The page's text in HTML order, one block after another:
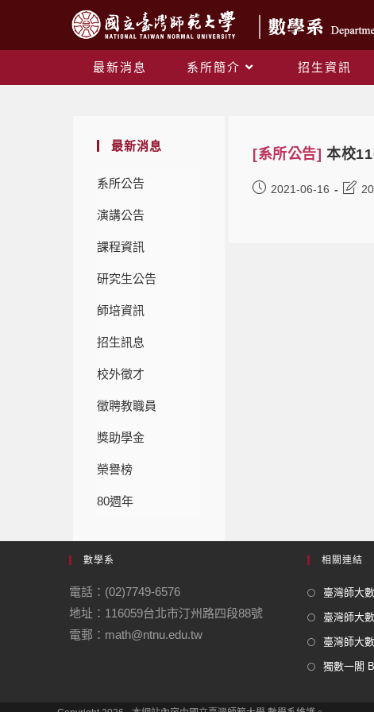
最新消息 系所簡介 招生資訊
最新消息
系所公告
演講公告
課程資訊
研究生公告
師培資訊
招生訊息
校外徵才
徵聘教職員
獎助學金
榮譽榜
80週年
[系所公告]本校
2021-06-16
數學系
電話：(02)7749-6576
地址：116059台北市汀州路四段88號
電郵：math@ntnu.edu.tw
相關連結
臺灣師大
臺灣師大
臺灣師大
獨數一閣